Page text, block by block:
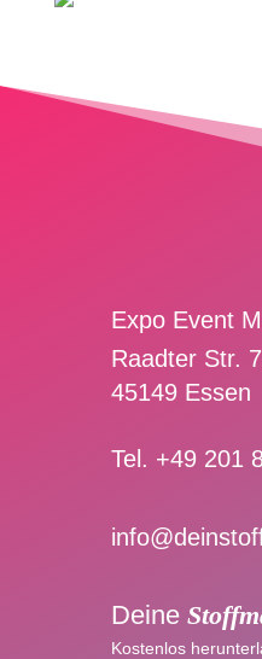
Expo Event
Raadter Str.
45149 Essen
Tel. +49 201
Deine
Kostenlos